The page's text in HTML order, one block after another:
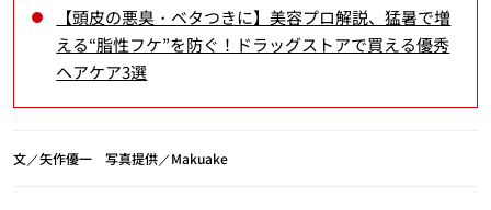
【頭皮の悪臭・ベタつきに】美容プロ解説、猛暑で増
える“脂性フケ”を防ぐ！ドラッグストアで買える優秀
ヘアケア3選
文／矢作優一 写真提供／Makuake